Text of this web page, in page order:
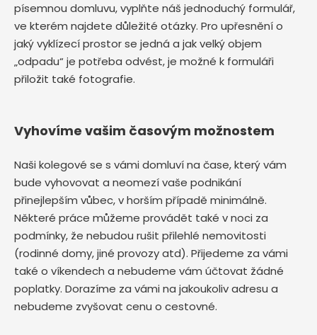
písemnou domluvu, vyplňte náš jednoduchý formulář,
ve kterém najdete důležité otázky. Pro upřesnění o
jaký vyklízecí prostor se jedná a jak velký objem
„odpadu“ je potřeba odvést, je možné k formuláři
přiložit také fotografie.
Vyhovíme vašim časovým možnostem
Naši kolegové se s vámi domluví na čase, který vám
bude vyhovovat a neomezí vaše podnikání
přinejlepším vůbec, v horším případě minimálně.
Některé práce můžeme provádět také v noci za
podmínky, že nebudou rušit přilehlé nemovitosti
(rodinné domy, jiné provozy atd). Přijedeme za vámi
také o víkendech a nebudeme vám účtovat žádné
poplatky. Dorazíme za vámi na jakoukoliv adresu a
nebudeme zvyšovat cenu o cestovné.